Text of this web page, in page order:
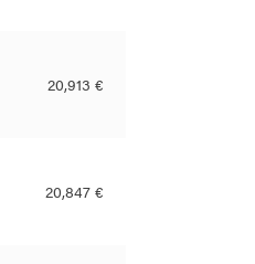
20,913 €
20,847 €